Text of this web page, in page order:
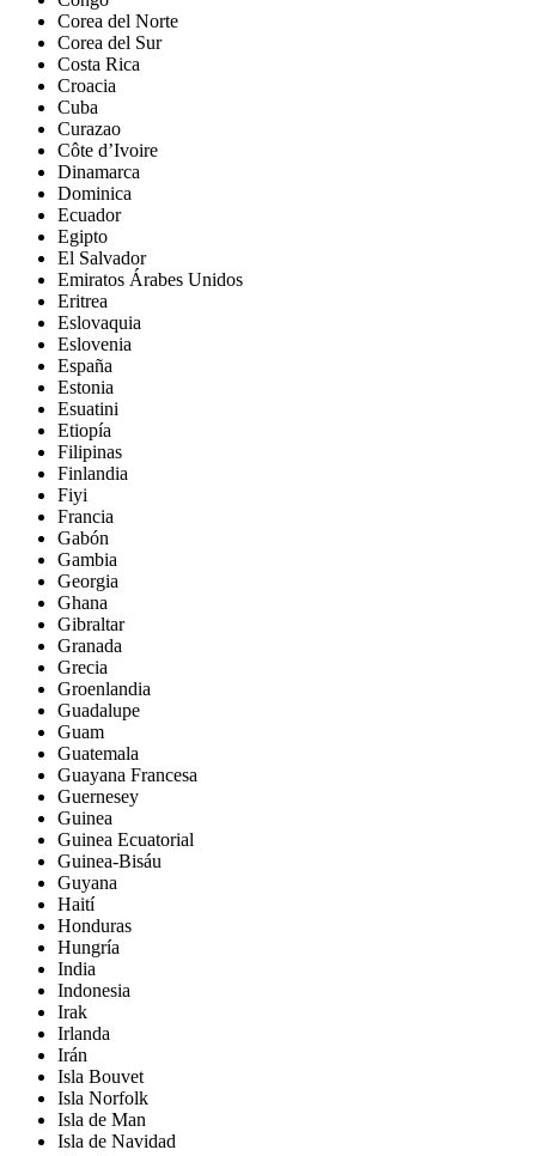
Corea del Norte
Corea del Sur
Costa Rica
Croacia
Cuba
Curazao
Côte d’Ivoire
Dinamarca
Dominica
Ecuador
Egipto
El Salvador
Emiratos Árabes Unidos
Eritrea
Eslovaquia
Eslovenia
España
Estonia
Esuatini
Etiopía
Filipinas
Finlandia
Fiyi
Francia
Gabón
Gambia
Georgia
Ghana
Gibraltar
Granada
Grecia
Groenlandia
Guadalupe
Guam
Guatemala
Guayana Francesa
Guernesey
Guinea
Guinea Ecuatorial
Guinea-Bisáu
Guyana
Haití
Honduras
Hungría
India
Indonesia
Irak
Irlanda
Irán
Isla Bouvet
Isla Norfolk
Isla de Man
Isla de Navidad